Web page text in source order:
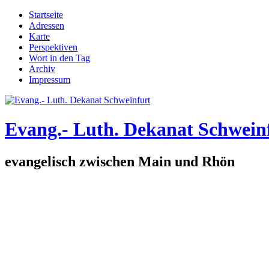
Direkt zum Inhalt
Hauptmenü
Startseite
Adressen
Karte
Perspektiven
Wort in den Tag
Archiv
Impressum
Evang.- Luth. Dekanat
evangelisch zwischen Main und Rhön